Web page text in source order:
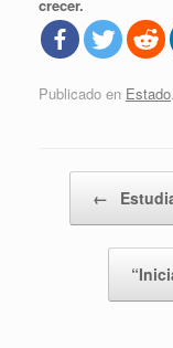
crecer.
Publicado en Estado.
←